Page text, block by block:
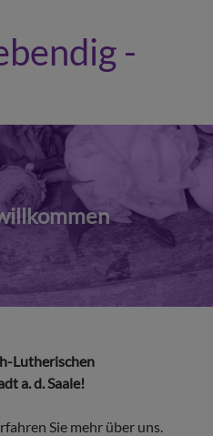
-
Lutherischen
a. d. Saale!
Sie mehr über uns.